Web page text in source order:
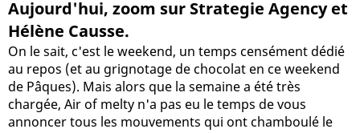
Aujourd'hui, zoom sur Strategie Agency et
Hélène Causse.
On le sait, c'est le weekend, un temps censément dédié
au repos (et au grignotage de chocolat en ce weekend
de Pâques). Mais alors que la semaine a été très
chargée, Air of melty n'a pas eu le temps de vous
annoncer tous les mouvements qui ont chamboulé le